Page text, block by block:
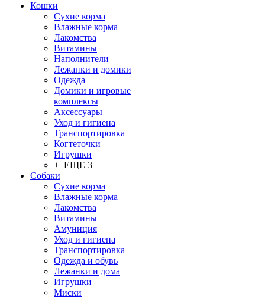
Кошки
Сухие корма
Влажные корма
Лакомства
Витамины
Наполнители
Лежанки и домики
Одежда
Домики и игровые
комплексы
Аксессуары
Уход и гигиена
Транспортировка
Когтеточки
Игрушки
+ ЕЩЕ 3
Собаки
Сухие корма
Влажные корма
Лакомства
Витамины
Амуниция
Уход и гигиена
Транспортировка
Одежда и обувь
Лежанки и дома
Игрушки
Миски